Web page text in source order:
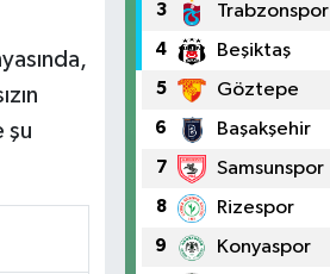
şu
3 Trabzonspor
4 Beşiktaş
5 Göztepe
6 Başakşehir
7 Samsunspor
8 Rizespor
9 Konyaspor